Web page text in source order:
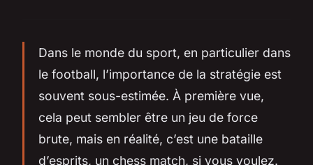
Dans le monde du sport, en particulier dans
le football, l’importance de la stratégie est
souvent sous-estimée. À première vue,
cela peut sembler être un jeu de force
brute, mais en réalité, c’est une bataille
d’esprits, un chess match, si vous voulez.